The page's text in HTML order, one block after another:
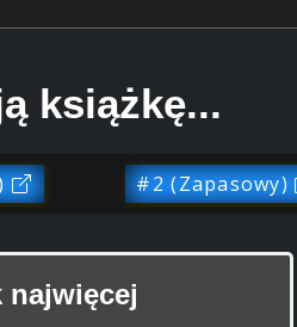
książkę...
#2 (Zapasowy)
najwięcej